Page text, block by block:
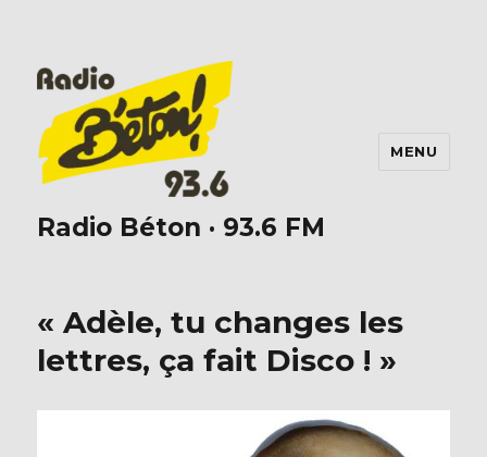
Radio Béton · 93.6 FM
MENU
« Adèle, tu changes les
lettres, ça fait Disco ! »